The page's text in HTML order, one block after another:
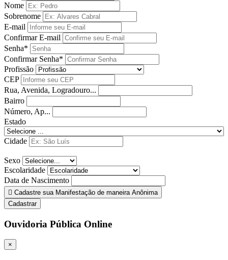
Nome
Sobrenome
E-mail
Confirmar E-mail
Senha*
Confirmar Senha*
Profissão
CEP
Rua, Avenida, Logradouro...
Bairro
Número, Ap...
Estado
Cidade
Sexo
Escolaridade
Data de Nascimento
Cadastre sua Manifestação de maneira Anônima
Cadastrar
Ouvidoria Pública Online
×